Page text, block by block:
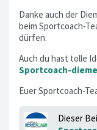
Danke auch der
beim Sportcoach-
dürfen.
Auch du hast tolle
Sportcoach-
Euer Sportcoach-
Dieser